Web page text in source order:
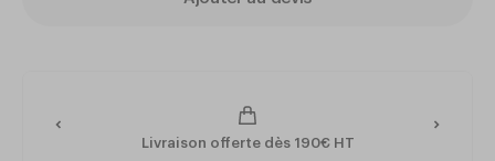
Livraison offerte dès 190€ HT